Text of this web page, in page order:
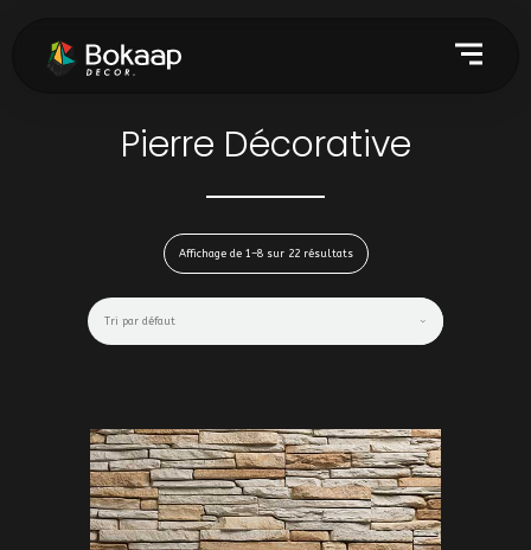
Pierre Décorative
Affichage de 1–8 sur 22 résultats